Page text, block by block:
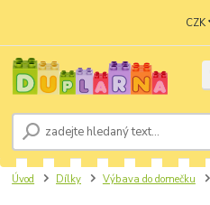
CZK
Úvod Dílky Výbava do domečku